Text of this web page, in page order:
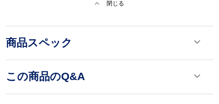
閉じる
商品スペック
この商品のQ&A